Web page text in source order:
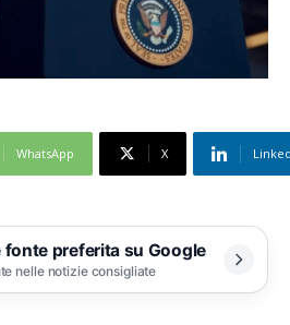
WhatsApp X
preferita su Google
nelle notizie consigliate